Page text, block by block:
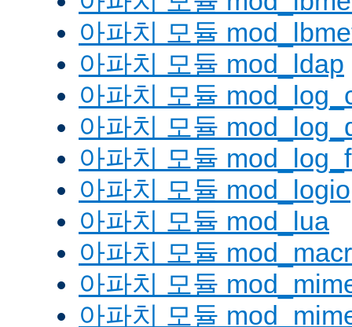
아파치 모듈
아파치 모듈 mod_ldap
아파치 모듈
아파치 모듈
아파치 모듈
아파치 모듈 mod_logio
아파치 모듈 mod_lua
아파치 모듈
아파치 모듈
아파치 모듈